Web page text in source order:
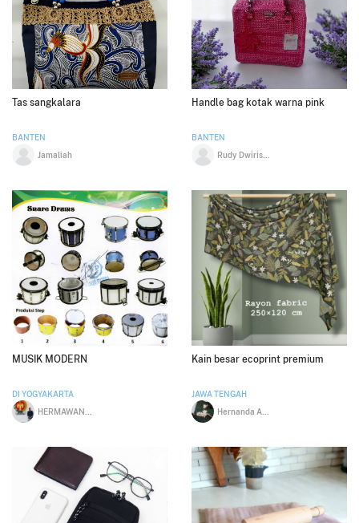
Tas sangkalara
BANTEN
Jamaliah
Handle bag kotak warna pink
BANTEN
MUSIK MODERN
DI YOGYAKARTA
Kain besar ecoprint premium
JAWA TENGAH